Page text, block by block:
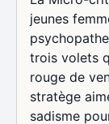
jeunes
trois volets
rouge de
stratège
sadisme